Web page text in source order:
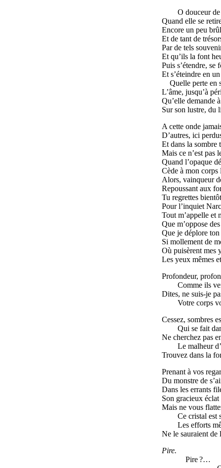
O douceur
Quand elle se
Encore un peu
Et de tant de
Par de tels
Et qu’ils la font
Puis s’étendre, se
Et s’éteindre en
Quelle perte en
L’âme, jusqu’à
Qu’elle demande
Sur son lustre, du
A cette onde
D’autres, ici
Et dans la
Mais ce n’est pas
Quand l’opaque
Cède à mon corps
Alors, vainqueur
Repoussant aux
Tu regrettes
Pour l’inquiet
Tout m’appelle et
Que m’oppose
Que je déplore
Si mollement de
Où puisèrent mes
Les yeux mêmes
Profondeur,
Comme ils
Dites, ne suis-je
Votre corps
Cessez, sombres
Qui se fait
Ne cherchez pas
Le malheur
Trouvez dans la
Prenant à vos
Du monstre de
Dans les errants
Son gracieux
Mais ne vous
Ce cristal est
Les efforts
Ne le sauraient
Pire.
Pire ?…